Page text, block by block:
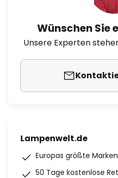
Wünschen Sie
Unsere Experten
Lampenwelt.de
Europas größte
50 Tage kostenlose